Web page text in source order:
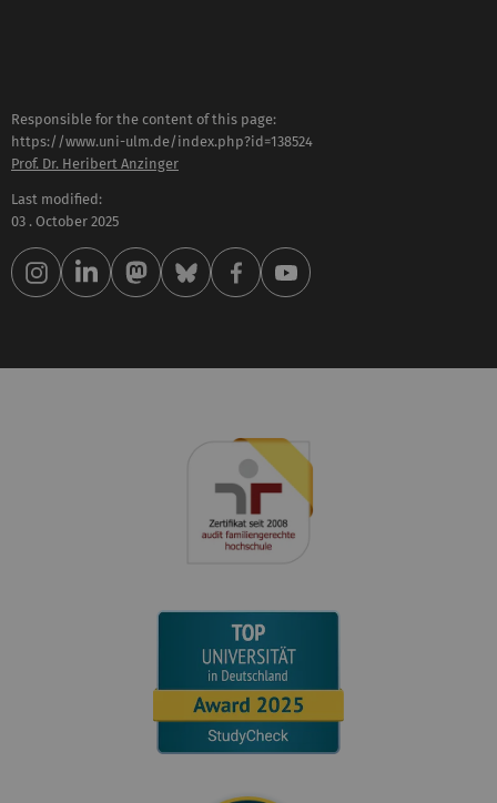
Responsible for the content of this page:
https://www.uni-ulm.de/index.php?id=138524
Prof. Dr. Heribert Anzinger
Last modified:
03 . October 2025